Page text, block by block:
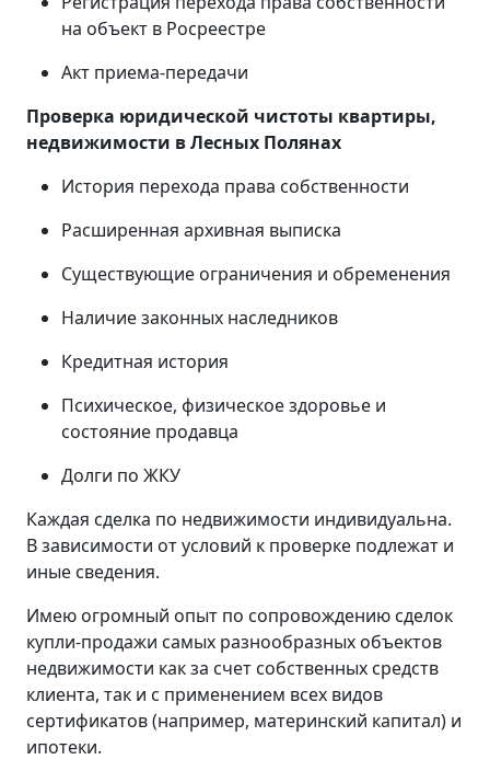
на объект в Росреестре
Акт приема-передачи
Проверка юридической чистоты квартиры,
недвижимости вЛесных Полянах
История перехода права собственности
Расширенная архивная выписка
Существующие ограничения и обременения
Наличие законных наследников
Кредитная история
Психическое, физическое здоровье и
состояние продавца
Долги по ЖКУ
Каждая сделка по недвижимости индивидуальна.
В зависимости от условий к проверке подлежат и
иные сведения.
Имею огромный опыт по сопровождению сделок
купли-продажи самых разнообразных объектов
недвижимости как за счет собственных средств
клиента, так и с применением всех видов
сертификатов (например, материнский капитал) и
ипотеки.